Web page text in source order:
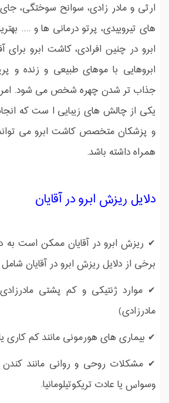
ارثی و مادر زادی، سوانح سوختگی،
های تیروییدی، پرتو درمانی ها و ....
ابرو در چنین افرادی، کاشت ابرو برای
ابروهایی با موهای طبیعی و زنده و
جذاب تر شدن چهره شخص می شود.
یکی از چالش های زیبایی ا ست که
و پزشکان متخصص کاشت ابرو می تواند
همراه داشته باشد.
دلایل ریزش ابرو در آقایان
✔ ریزش ابرو در آقایان ممکن است به
برخی از دلایل ریزش ابرو در آقایان
✔ موارد ژنتیکی و کم پشتی
مادرزادی)
✔ بیماری های هورمونی مانند کم کاری
✔ مشکلات روحی و روانی مانند کندن
وسواس یا عادت تریکوتیلومانیا.